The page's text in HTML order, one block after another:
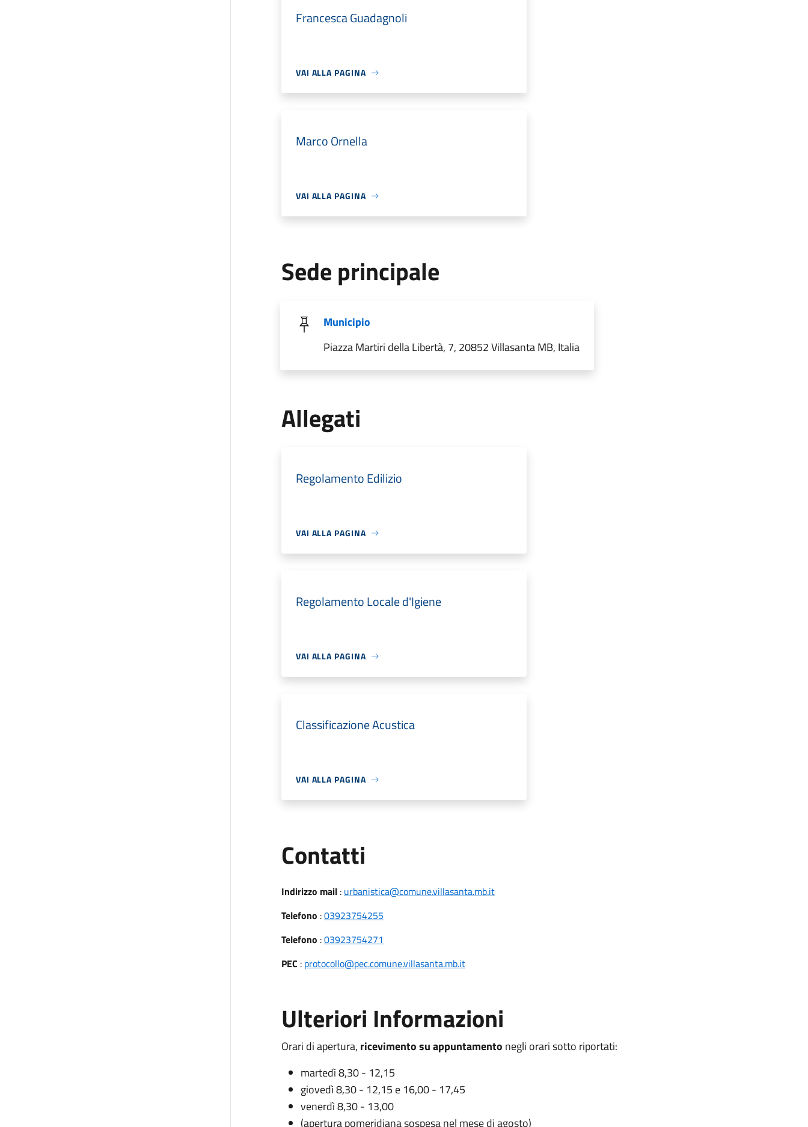
Francesca Guadagnoli
VAI ALLA PAGINA
Marco Ornella
VAI ALLA PAGINA
Sede principale
Municipio
Piazza Martiri della Libertà, 7, 20852 Villasanta MB, Italia
Allegati
Regolamento Edilizio
VAI ALLA PAGINA
Regolamento Locale d'Igiene
VAI ALLA PAGINA
Classificazione Acustica
VAI ALLA PAGINA
Contatti
Indirizzo mail: urbanistica@comune.villasanta.mb.it
Telefono :03923754255
Telefono :03923754271
PEC : protocollo@pec.comune.villasanta.mb.it
Ulteriori Informazioni
Orari di apertura, ricevimento su appuntamento negli orari sotto riportati:
martedì 8,30 - 12,15
giovedì 8,30 - 12,15 e 16,00 - 17,45
venerdì 8,30 - 13,00
(apertura pomeridiana sospesa nel mese di agosto)